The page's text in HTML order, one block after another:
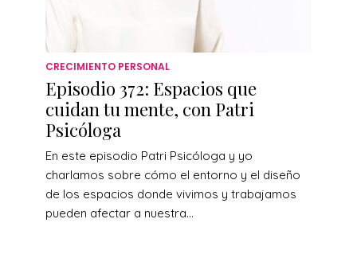
CRECIMIENTO PERSONAL
Episodio 372: Espacios que
cuidan tu mente, con Patri
Psicóloga
En este episodio Patri Psicóloga y yo
charlamos sobre cómo el entorno y el diseño
de los espacios donde vivimos y trabajamos
pueden afectar a nuestra...